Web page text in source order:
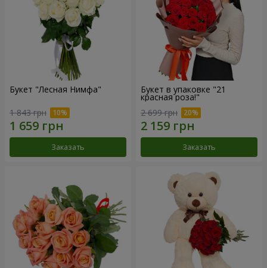
Букет "Лесная Нимфа"
1 843 грн
Заказать
Букет в упаковке "21
красная роза!"
2 699 грн
Заказать